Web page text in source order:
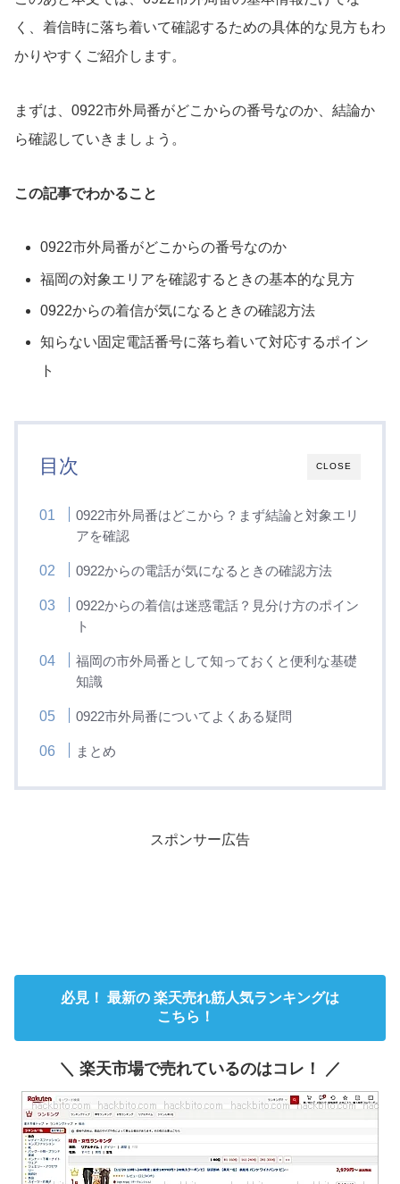
く、着信時に落ち着いて確認するための具体的な見方もわ
かりやすくご紹介します。
まずは、0922市外局番がどこからの番号なのか、結論か
ら確認していきましょう。
この記事でわかること
0922市外局番がどこからの番号なのか
福岡の対象エリアを確認するときの基本的な見方
0922からの着信が気になるときの確認方法
知らない固定電話番号に落ち着いて対応するポイン
ト
CLOSE
目次
0922市外局番はどこから？まず結論と対象エリ
アを確認
0922からの電話が気になるときの確認方法
0922からの着信は迷惑電話？見分け方のポイン
ト
福岡の市外局番として知っておくと便利な基礎
知識
0922市外局番についてよくある疑問
まとめ
スポンサー広告
必見！ 最新の 楽天売れ筋人気ランキングは
こちら！
＼ 楽天市場で売れているのはコレ！ ／